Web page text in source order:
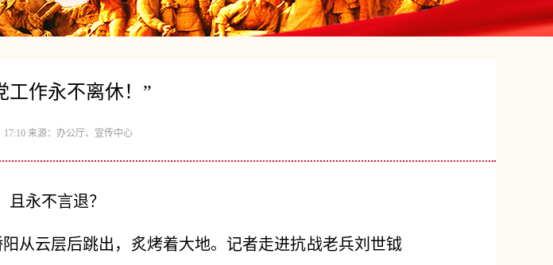
工作永不离休！”
17:10 来源：办公厅、宣传中心
永不言退？
从云层后跳出，炙烤着大地。记者走进抗战老兵刘世钺